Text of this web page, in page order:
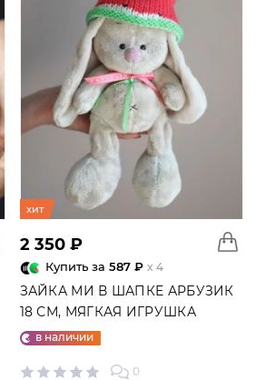
хит
2 350 ₽
Купить за 587 ₽ x 4
ЗАЙКА МИ В ШАПКЕ АРБУЗИК
18 СМ, МЯГКАЯ ИГРУШКА
в наличии
0